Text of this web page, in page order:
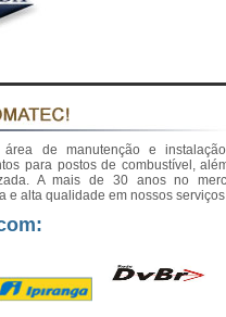
de manutenção e
para postos de combustível,
A mais de 30 anos no
e alta qualidade em nossos